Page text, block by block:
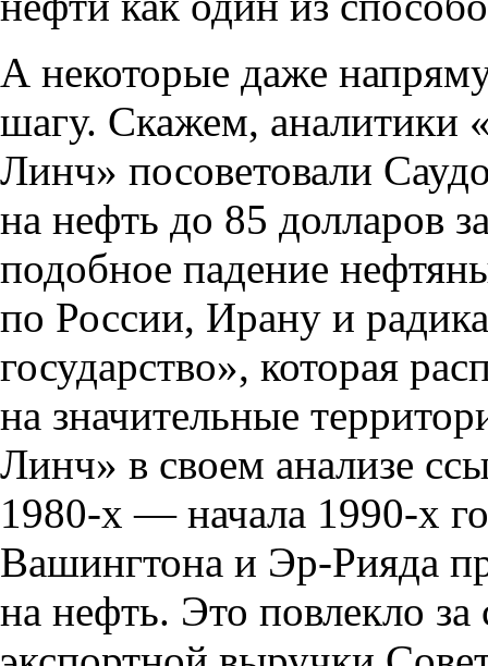
А некоторые даже
шагу. Скажем, аналитики
Линч» посоветовали
на нефть до 85 долларов
подобное падение
по России, Ирану и
государство», которая
на значительные
Линч» в своем анализе
1980-х — начала 1990-х
Вашингтона и Эр-Рияда
на нефть. Это повлекло за